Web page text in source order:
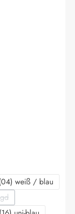
zurzeit nicht
weiß / blau
ist zurzeit nicht